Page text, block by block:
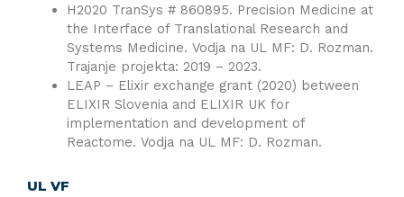
H2020 TranSys # 860895. Precision Medicine at
the Interface of Translational Research and
Systems Medicine. Vodja na UL MF: D. Rozman.
Trajanje projekta: 2019 – 2023.
LEAP – Elixir exchange grant (2020) between
ELIXIR Slovenia and ELIXIR UK for
implementation and development of
Reactome. Vodja na UL MF: D. Rozman.
UL VF